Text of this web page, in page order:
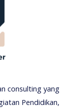
consulting yang
Pendidikan,